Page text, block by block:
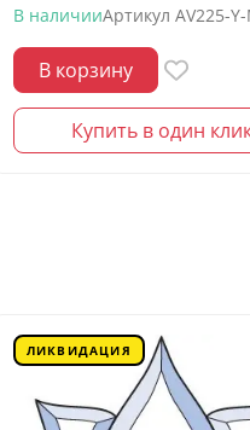
В наличииАртикул AV225-
В корзину
Купить в один
ЛИКВИДАЦИЯ